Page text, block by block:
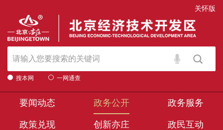
关怀版
搜本网 一网通查
要闻动态 政务公开 政务服务
政策兑现 创新亦庄 政民互动